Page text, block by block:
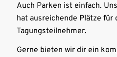
Auch Parken ist einfach.
hat ausreichende Plätze für
Tagungsteilnehmer.
Gerne bieten wir dir ein